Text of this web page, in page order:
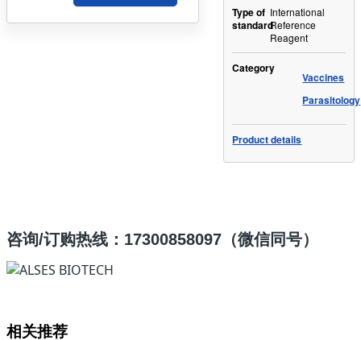
Type of
standard
International
Reference
Reagent
Category
Vaccines
Parasitology
Product details
咨询/订购热线：17300858097（微信同号）
相关推荐